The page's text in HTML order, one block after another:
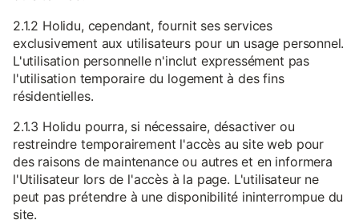
2.1.2 Holidu, cependant, fournit ses services
exclusivement aux utilisateurs pour un usage personnel.
L'utilisation personnelle n'inclut expressément pas
l'utilisation temporaire du logement à des fins
résidentielles.
2.1.3 Holidu pourra, si nécessaire, désactiver ou
restreindre temporairement l'accès au site web pour
des raisons de maintenance ou autres et en informera
l'Utilisateur lors de l'accès à la page. L'utilisateur ne
peut pas prétendre à une disponibilité ininterrompue du
site.